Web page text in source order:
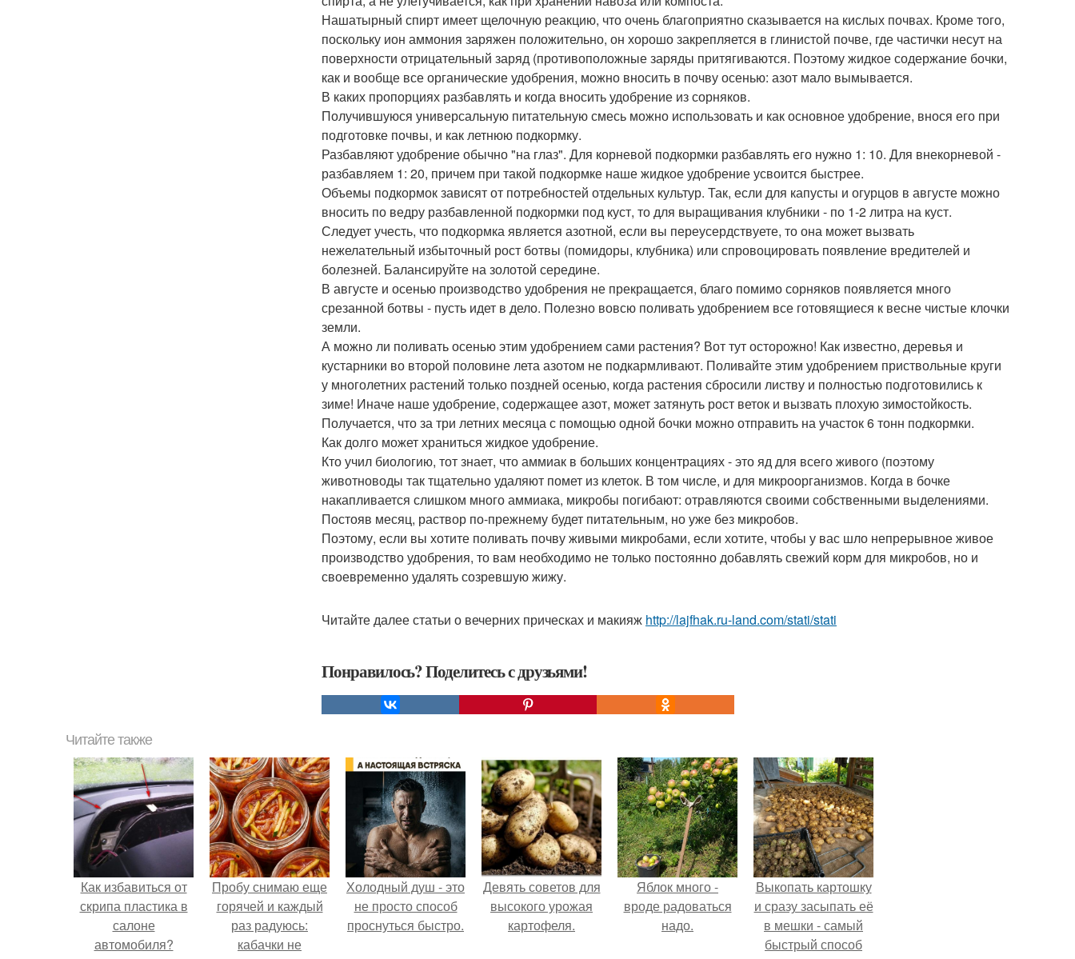
Нашатырный спирт имеет щелочную реакцию, что очень благоприятно сказывается на кислых почвах. Кроме того,
поскольку ион аммония заряжен положительно, он хорошо закрепляется в глинистой почве, где частички несут на
поверхности отрицательный заряд (противоположные заряды притягиваются. Поэтому жидкое содержание бочки,
как и вообще все органические удобрения, можно вносить в почву осенью: азот мало вымывается.
В каких пропорциях разбавлять и когда вносить удобрение из сорняков.
Получившуюся универсальную питательную смесь можно использовать и как основное удобрение, внося его при
подготовке почвы, и как летнюю подкормку.
Разбавляют удобрение обычно "на глаз". Для корневой подкормки разбавлять его нужно 1: 10. Для внекорневой -
разбавляем 1: 20, причем при такой подкормке наше жидкое удобрение усвоится быстрее.
Объемы подкормок зависят от потребностей отдельных культур. Так, если для капусты и огурцов в августе можно
вносить по ведру разбавленной подкормки под куст, то для выращивания клубники - по 1-2 литра на куст.
Следует учесть, что подкормка является азотной, если вы переусердствуете, то она может вызвать
нежелательный избыточный рост ботвы (помидоры, клубника) или спровоцировать появление вредителей и
болезней. Балансируйте на золотой середине.
В августе и осенью производство удобрения не прекращается, благо помимо сорняков появляется много
срезанной ботвы - пусть идет в дело. Полезно вовсю поливать удобрением все готовящиеся к весне чистые клочки
земли.
А можно ли поливать осенью этим удобрением сами растения? Вот тут осторожно! Как известно, деревья и
кустарники во второй половине лета азотом не подкармливают. Поливайте этим удобрением приствольные круги
у многолетних растений только поздней осенью, когда растения сбросили листву и полностью подготовились к
зиме! Иначе наше удобрение, содержащее азот, может затянуть рост веток и вызвать плохую зимостойкость.
Получается, что за три летних месяца с помощью одной бочки можно отправить на участок 6 тонн подкормки.
Как долго может храниться жидкое удобрение.
Кто учил биологию, тот знает, что аммиак в больших концентрациях - это яд для всего живого (поэтому
животноводы так тщательно удаляют помет из клеток. В том числе, и для микроорганизмов. Когда в бочке
накапливается слишком много аммиака, микробы погибают: отравляются своими собственными выделениями.
Постояв месяц, раствор по-прежнему будет питательным, но уже без микробов.
Поэтому, если вы хотите поливать почву живыми микробами, если хотите, чтобы у вас шло непрерывное живое
производство удобрения, то вам необходимо не только постоянно добавлять свежий корм для микробов, но и
своевременно удалять созревшую жижу.
Читайте далее статьи о вечерних прическах и макияж http://lajfhak.ru-land.com/stati/stati
Понравилось? Поделитесь с друзьями!
Читайте также
Как избавиться от
скрипа пластика в
салоне
автомобиля?
Пробу снимаю еще
горячей и каждый
раз радуюсь:
кабачки не
Холодный душ - это
не просто способ
проснуться быстро.
Девять советов для
высокого урожая
картофеля.
Яблок много -
вроде радоваться
надо.
Выкопать картошку
и сразу засыпать её
в мешки - самый
быстрый способ